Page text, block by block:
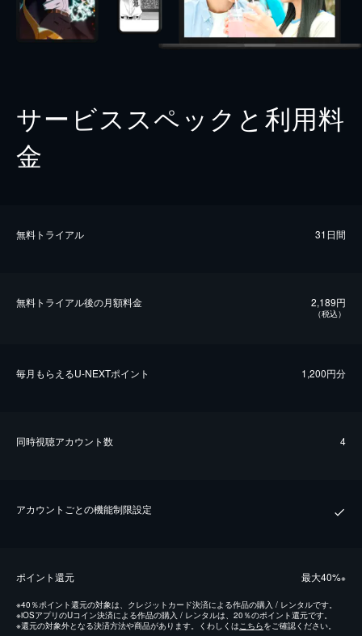
サービススペックと利用料
金
無料トライアル 31日間
無料トライアル後の⽉額料金 2,189円
（税込）
毎⽉もらえるU-NEXTポイント 1,200円分
同時視聴アカウント数 4
アカウントごとの機能制限設定
ポイント還元 最⼤40%※
※40％ポイント還元の対象は、クレジットカード決済による作品の購入 / レンタルです。
※iOSアプリのUコイン決済による作品の購入 / レンタルは、20％のポイント還元です。
※還元の対象外となる決済方法や商品があります。くわしくはこちらをご確認ください。